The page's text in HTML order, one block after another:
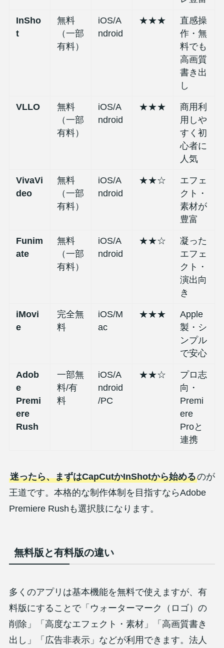
InSho
t
無料
（一部
有料）
iOS/A
ndroid
★★★
直感操
作・無
料でも
高画質
書き出
し
VLLO
無料
（一部
有料）
iOS/A
ndroid
★★★
商用利
用しや
すく初
心者に
人気
VivaVi
deo
無料
（一部
有料）
iOS/A
ndroid
★★☆
エフェ
クト・
素材が
豊富
Funim
ate
無料
（一部
有料）
iOS/A
ndroid
★★☆
凝った
エフェ
クト・
演出向
き
iMovi
e
完全無
料
iOS/M
ac
★★★
Apple
製・シ
ンプル
で安心
Adob
e
Premi
ere
Rush
一部無
料/有
料
iOS/A
ndroid
/PC
★★☆
プロ志
向・
Premi
ere
Proと
連携
迷ったら、まずはCapCutかInShotから始めるのが
王道です。本格的な制作体制を目指すならAdobe
Premiere Rushも選択肢になります。
無料版と有料版の違い
多くのアプリは基本機能を無料で使えますが、有
料版にすることで「ウォーターマーク（ロゴ）の
削除」「高度なエフェクト・素材」「高画質書き
出し」「広告非表示」などが利用できます。法人